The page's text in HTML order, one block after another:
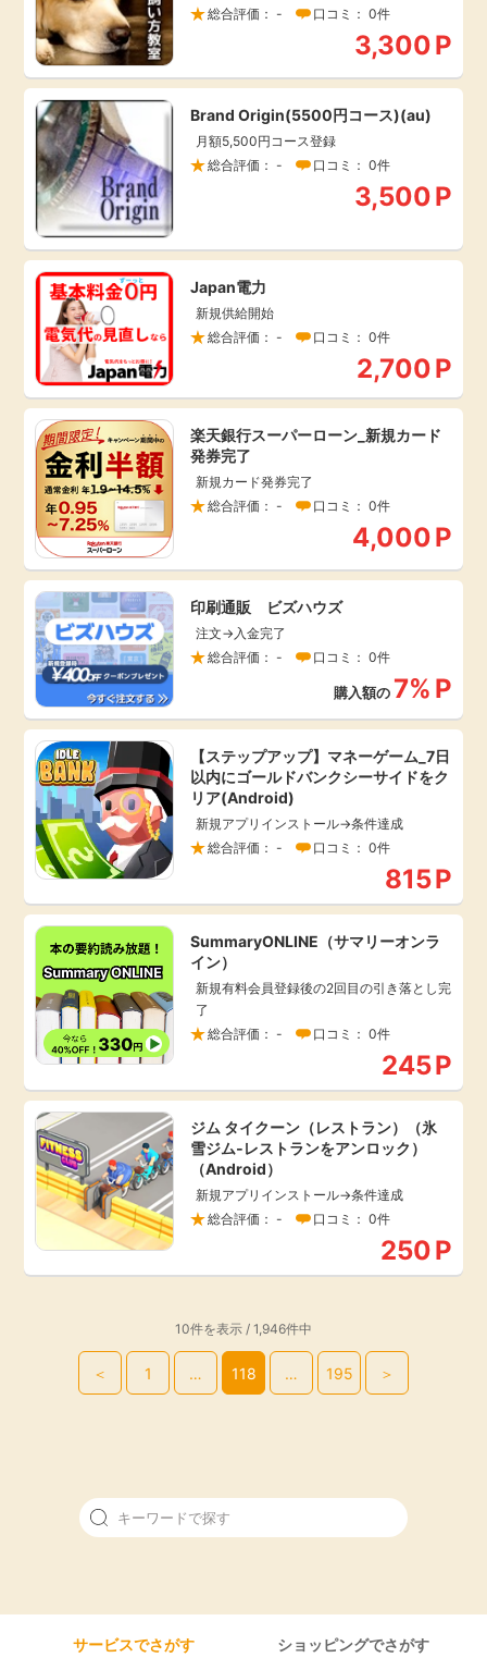
ポイ活お得情報
お友達紹介
カード比較
毎日ゲット
特集一覧
GMOポイ活の使い方
ヘルプセンター
月額有料サービス
銀行・金融・投資
家計の固定費
総合評価： -
口コミ： 0件
3,300P
Brand Origin(5500円コース)(au)
月額5,500円コース登録
総合評価： -
口コミ： 0件
3,500P
Japan電力
新規供給開始
総合評価： -
口コミ： 0件
2,700P
楽天銀行スーパーローン_新規カード
発券完了
新規カード発券完了
総合評価： -
口コミ： 0件
4,000P
印刷通販 ビズハウズ
注文→入金完了
総合評価： -
口コミ： 0件
購入額の 7% P
【ステップアップ】マネーゲーム_7日
以内にゴールドバンクシーサイドをク
リア(Android)
新規アプリインストール→条件達成
総合評価： -
口コミ： 0件
815P
SummaryONLINE（サマリーオンラ
イン）
新規有料会員登録後の2回目の引き落とし完
了
総合評価： -
口コミ： 0件
245P
ジム タイクーン（レストラン）（氷
雪ジム‐レストランをアンロック）
（Android）
新規アプリインストール→条件達成
総合評価： -
口コミ： 0件
250P
10件を表示 / 1,946件中
＜ 1 … 118 … 195 ＞
サービスでさがす ショッピングでさがす